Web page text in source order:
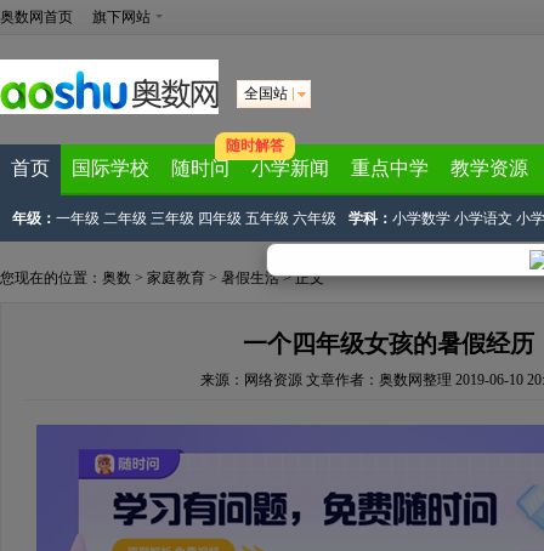
奥数网首页 旗下网站
全国站
首页 国际学校 随时问
随时解答
小学新闻 重点中学 教学资源
年级： 一年级 二年级 三年级 四年级 五年级 六年级 学科： 小学数学 小学语文 小
您现在的位置： 奥数 > 家庭教育 > 暑假生活> 正文
一个四年级女孩的暑假经历
来源： 网络资源文章作者：奥数网整理 2019-06-10